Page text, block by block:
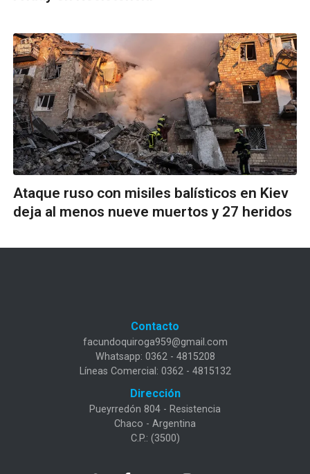
Ataque ruso con misiles balísticos en Kiev
deja al menos nueve muertos y 27 heridos
Contacto
facundoquiroga959@gmail.com
Whatsapp: 0362 - 4815208
Líneas Comercial: 0362 - 4815132
Dirección
Pueyrredón 804 - Resistencia
Chaco - Argentina
C.P.: (3500)